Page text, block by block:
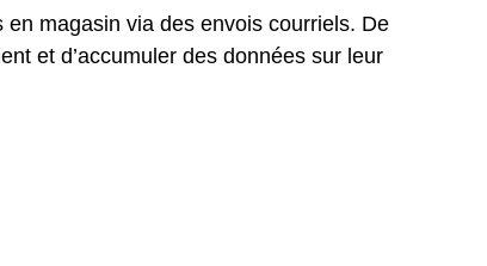
magasin via des envois courriels. De
et d’accumuler des données sur leur